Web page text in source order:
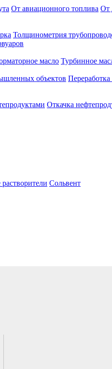
От авиационного топлива От
Толщинометрия
масло Турбинное
объектов
Откачка
Сольвент